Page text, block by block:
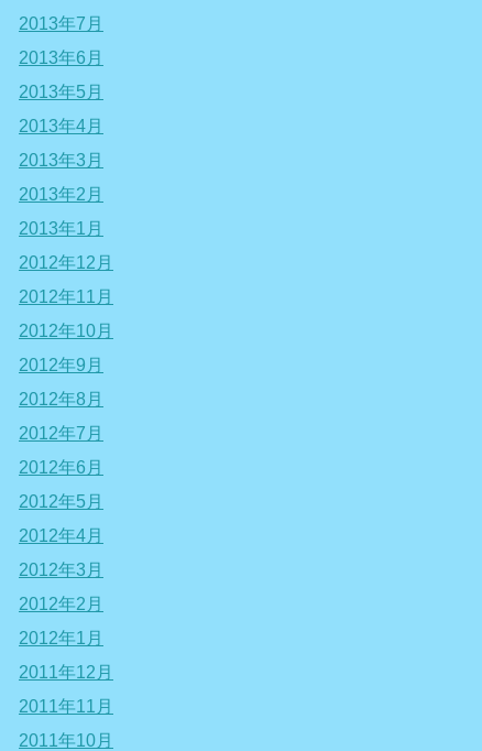
2013年7月
2013年6月
2013年5月
2013年4月
2013年3月
2013年2月
2013年1月
2012年12月
2012年11月
2012年10月
2012年9月
2012年8月
2012年7月
2012年6月
2012年5月
2012年4月
2012年3月
2012年2月
2012年1月
2011年12月
2011年11月
2011年10月